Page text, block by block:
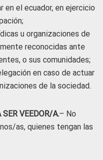
en el ecuador, en ejercicio
u organizaciones de
reconocidas ante
o sus comunidades;
en caso de actuar
de la sociedad.
VEEDOR/A.– No
as, quienes tengan las